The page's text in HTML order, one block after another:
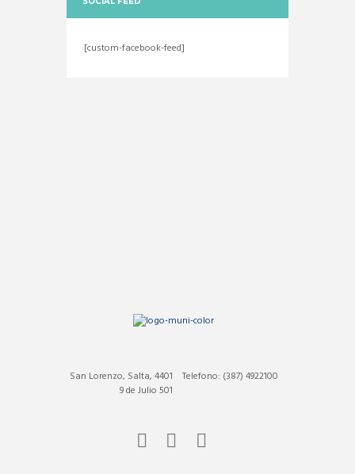
[custom-facebook-feed]
Telefono: (387) 4922100
San Lorenzo, Salta, 4401
9 de Julio 501